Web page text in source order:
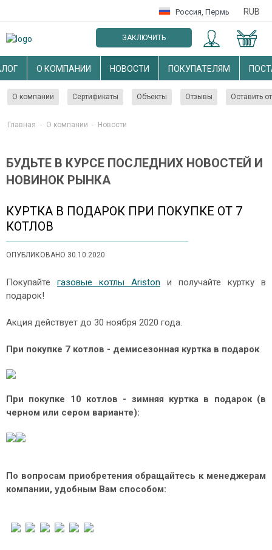
Россия, Пермь RUB
ЗАКЛЮЧИТЬ
ОПТОВЫЙ ДОГОВОР
О КОМПАНИИ НОВОСТИ ПОКУПАТЕЛЯМ
О компании Сертификаты Объекты Отзывы Оставить
Главная - О компании - Новости
БУДЬТЕ В КУРСЕ ПОСЛЕДНИХ НОВОСТЕЙ И
НОВИНОК РЫНКА
КУРТКА В ПОДАРОК ПРИ ПОКУПКЕ ОТ 7
КОТЛОВ
ОПУБЛИКОВАНО 30.10.2020
Покупайте газовые котлы Ariston и получайте куртку в
подарок!
Акция действует до 30 ноября 2020 года.
При покупке 7 котлов - демисезонная куртка в подарок
При покупке 10 котлов - зимняя куртка в подарок (в
черном или сером варианте):
По вопросам приобретения обращайтесь к менеджерам
компании, удобным Вам способом: